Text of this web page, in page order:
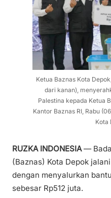
Ketua Baznas Kota
dari kanan),
Palestina kepada Ketua
Kantor Baznas RI, Rabu
Kota
RUZKA INDONESIA—
(Baznas) Kota Depok
dengan menyalurkan
sebesar Rp512 juta.